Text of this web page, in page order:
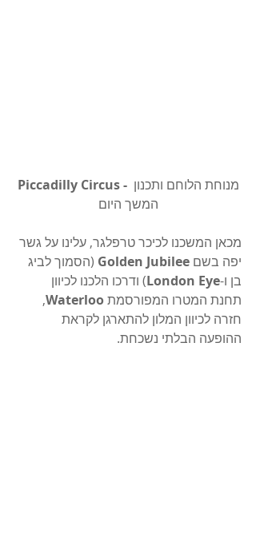
Piccadilly Circus - מנוחת הלוחם ותכנון
המשך היום
מכאן המשכנו לכיכר טרפלגר, עלינו על גשר
יפה בשם Golden Jubilee (הסמוך לביג
בן ו-London Eye) ודרכו הלכנו לכיוון
תחנת המטרו המפורסמת Waterloo
,
חזרה לכיוון המלון להתארגן לקראת
ההופעה הבלתי נשכחת.